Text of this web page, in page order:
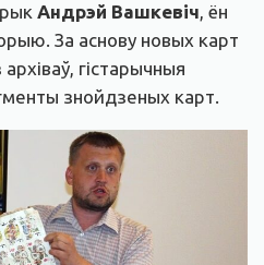
Андрэй Вашкевіч, ён
За аснову новых карт
гістарычныя
знойдзеных карт.